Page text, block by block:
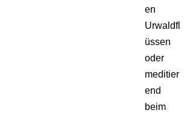
en
Urwaldfl
üssen
oder
meditier
end
beim